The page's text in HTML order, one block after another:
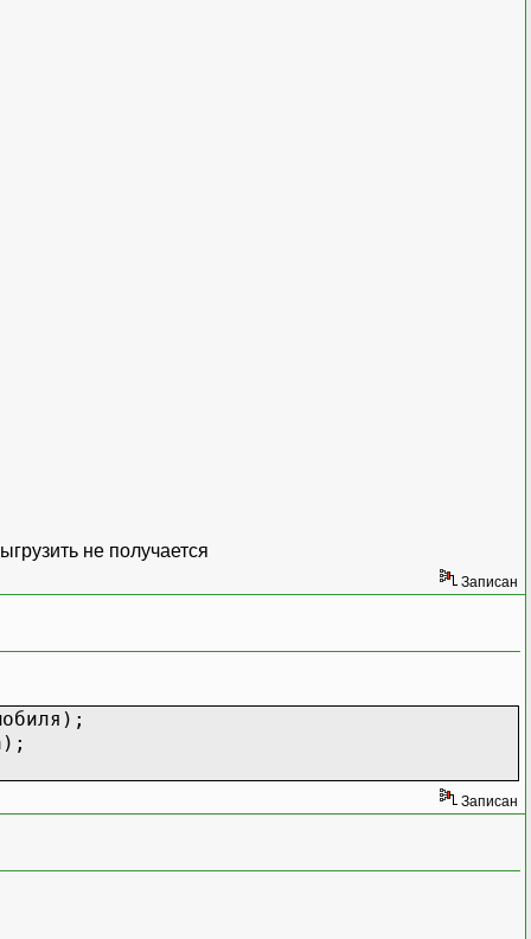
не получается
Записан
Записан